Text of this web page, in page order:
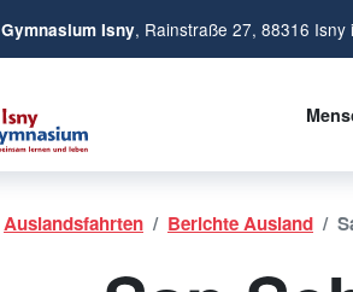
Gymnasium Isny, Rainstraße 27, 88316 Isny
Auslandsfahrten Berichte Ausland